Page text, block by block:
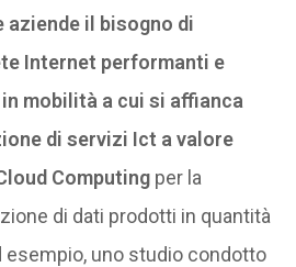
aziende il bisogno di
Internet performanti e
mobilità a cui si affianca
di servizi Ict a valore
Computingper la
di dati prodotti in quantità
esempio, uno studio condotto